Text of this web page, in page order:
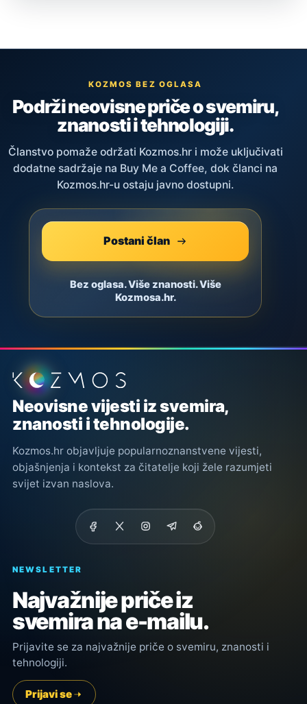
KOZMOS BEZ OGLASA
Podrži neovisne priče o svemiru,
znanosti i tehnologiji.
Članstvo pomaže održati Kozmos.hr i može uključivati
dodatne sadržaje na Buy Me a Coffee, dok članci na
Kozmos.hr-u ostaju javno dostupni.
Postani član
Bez oglasa. Više znanosti. Više
Kozmosa.hr.
Podnožje stranice
Neovisne vijesti iz svemira,
znanosti i tehnologije.
Kozmos.hr objavljuje popularnoznanstvene vijesti,
objašnjenja i kontekst za čitatelje koji žele razumjeti
svijet izvan naslova.
NEWSLETTER
Najvažnije priče iz
svemira na e-mailu.
Prijavite se za najvažnije priče o svemiru, znanosti i
tehnologiji.
Prijavi se